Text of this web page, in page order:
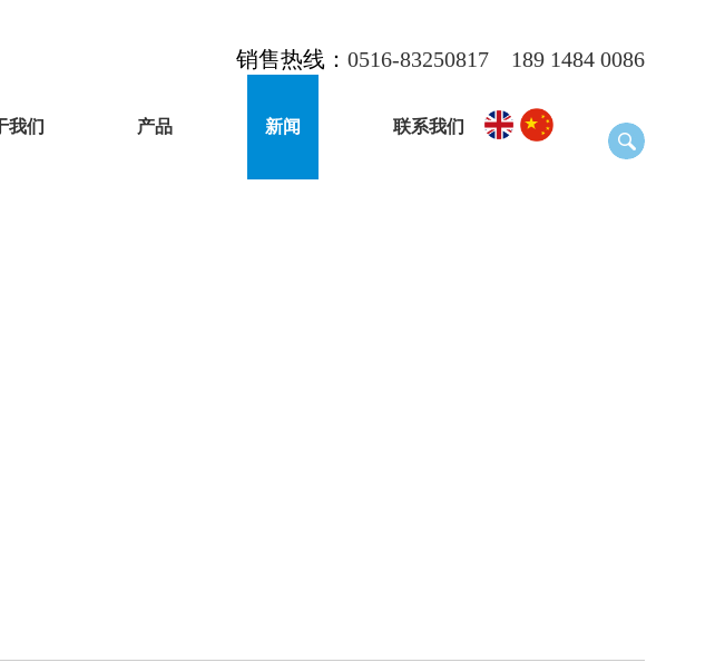
销售热线： 0516-83250817 189 1484 0086
我们 产品 新闻 联系我们